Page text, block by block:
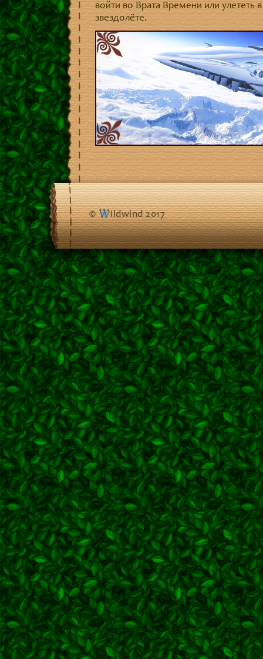
войти во Врата Времени или
звездолёте.
© ildwind 2017